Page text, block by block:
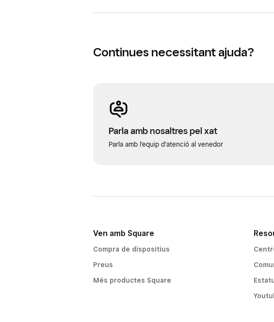
Continues necessitant ajuda?
Parla amb nosaltres pel xat
Parla amb l’equip d’atenció al venedor
Ven amb Square
Compra de dispositius
Preus
Més productes Square